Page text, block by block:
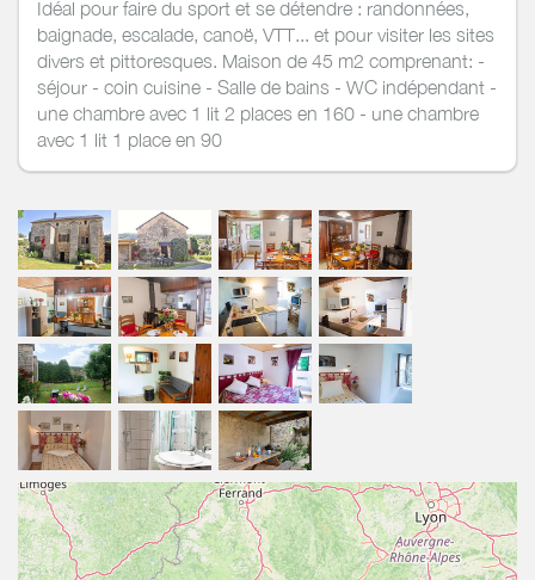
Idéal pour faire du sport et se détendre : randonnées,
baignade, escalade, canoë, VTT... et pour visiter les sites
divers et pittoresques. Maison de 45 m2 comprenant: -
séjour - coin cuisine - Salle de bains - WC indépendant -
une chambre avec 1 lit 2 places en 160 - une chambre
avec 1 lit 1 place en 90